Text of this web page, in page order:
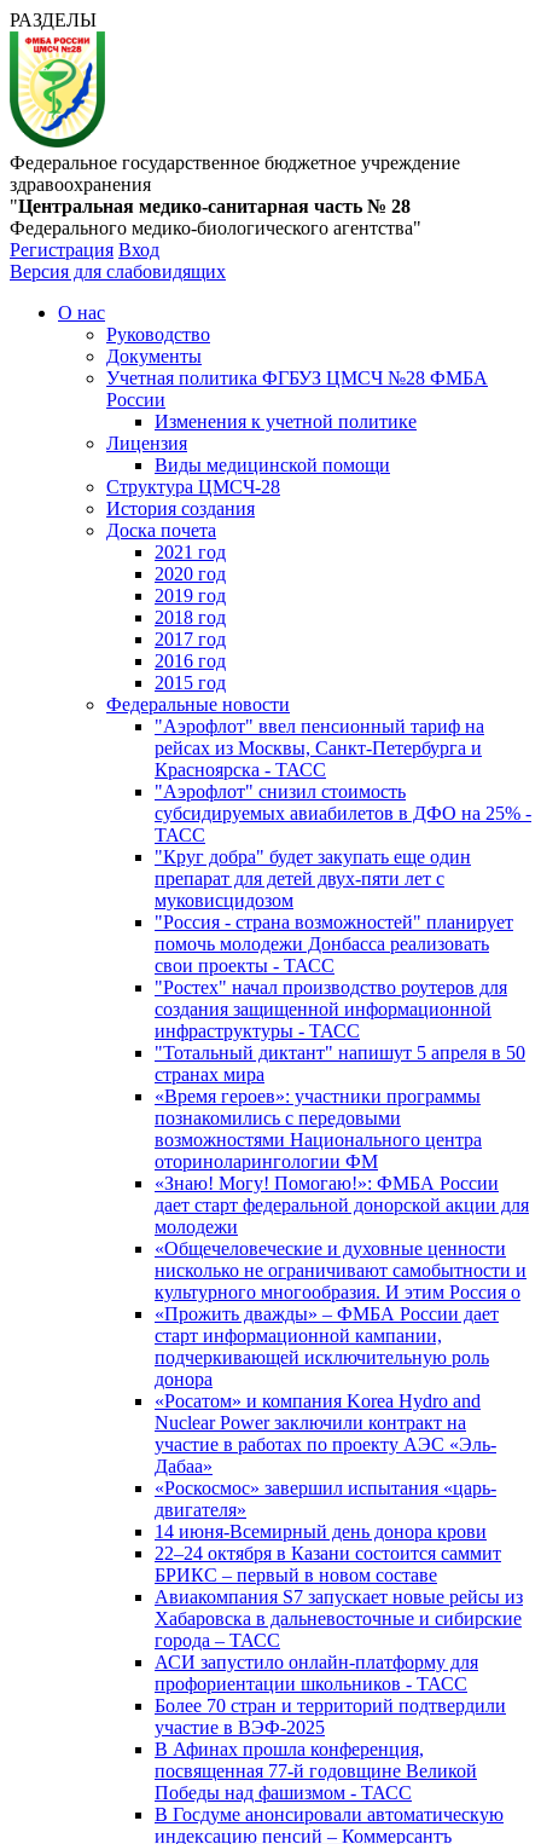
РАЗДЕЛЫ
Федеральное государственное бюджетное учреждение
здравоохранения
"Центральная медико-санитарная часть № 28
Федерального медико-биологического агентства"
Регистрация Вход
Версия для слабовидящих
О нас
Руководство
Документы
Учетная политика ФГБУЗ ЦМСЧ №28 ФМБА
России
Изменения к учетной политике
Лицензия
Виды медицинской помощи
Структура ЦМСЧ-28
История создания
Доска почета
2021 год
2020 год
2019 год
2018 год
2017 год
2016 год
2015 год
Федеральные новости
"Аэрофлот" ввел пенсионный тариф на
рейсах из Москвы, Санкт-Петербурга и
Красноярска - ТАСС
"Аэрофлот" снизил стоимость
субсидируемых авиабилетов в ДФО на 25% -
ТАСС
"Круг добра" будет закупать еще один
препарат для детей двух-пяти лет с
муковисцидозом
"Россия - страна возможностей" планирует
помочь молодежи Донбасса реализовать
свои проекты - ТАСС
"Ростех" начал производство роутеров для
создания защищенной информационной
инфраструктуры - ТАСС
"Тотальный диктант" напишут 5 апреля в 50
странах мира
«Время героев»: участники программы
познакомились с передовыми
возможностями Национального центра
оториноларингологии ФМ
«Знаю! Могу! Помогаю!»: ФМБА России
дает старт федеральной донорской акции для
молодежи
«Общечеловеческие и духовные ценности
нисколько не ограничивают самобытности и
культурного многообразия. И этим Россия о
«Прожить дважды» – ФМБА России дает
старт информационной кампании,
подчеркивающей исключительную роль
донора
«Росатом» и компания Korea Hydro and
Nuclear Power заключили контракт на
участие в работах по проекту АЭС «Эль-
Дабаа»
«Роскосмос» завершил испытания «царь-
двигателя»
14 июня-Всемирный день донора крови
22–24 октября в Казани состоится саммит
БРИКС – первый в новом составе
Авиакомпания S7 запускает новые рейсы из
Хабаровска в дальневосточные и сибирские
города – ТАСС
АСИ запустило онлайн-платформу для
профориентации школьников - ТАСС
Более 70 стран и территорий подтвердили
участие в ВЭФ-2025
В Афинах прошла конференция,
посвященная 77-й годовщине Великой
Победы над фашизмом - ТАСС
В Госдуме анонсировали автоматическую
индексацию пенсий – Коммерсантъ